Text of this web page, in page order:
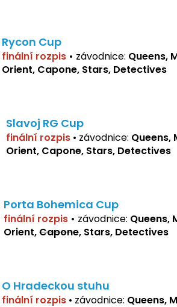
Rycon Cup
finální rozpis • závodnice: Queens,
Orient, Capone, Stars, Detectives
Slavoj RG Cup
finální rozpis • závodnice: Queens,
Orient, Capone, Stars, Detectives
Porta Bohemica Cup
finální rozpis • závodnice: Queens,
Orient,Capone, Stars, Detectives
O Hradeckou stuhu
finální rozpis • závodnice: Queens,